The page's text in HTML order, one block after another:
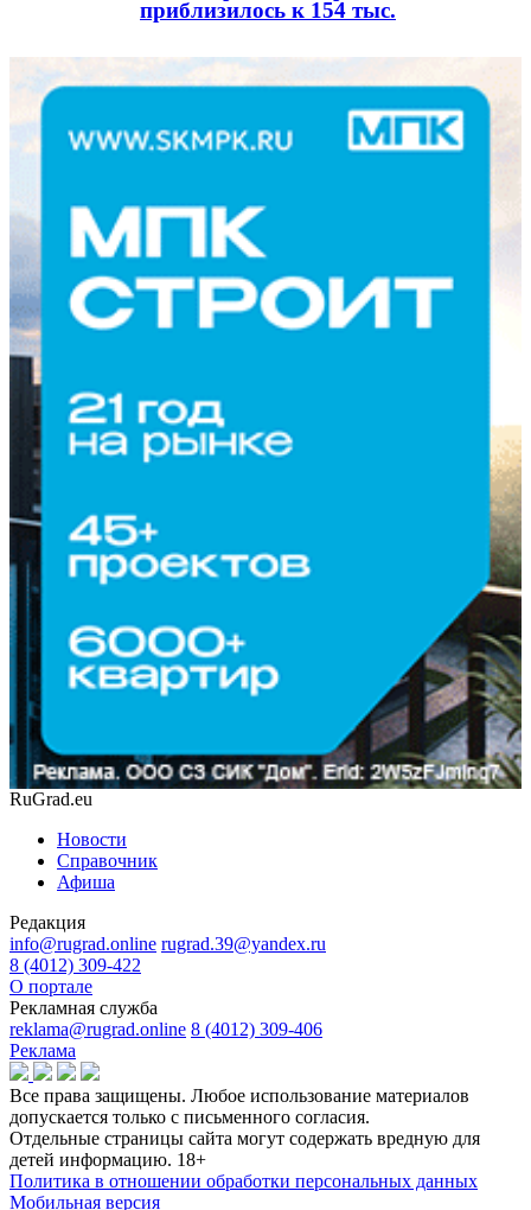
приблизилось к 154 тыс.
RuGrad.eu
Новости
Справочник
Афиша
Редакция
info@rugrad.online rugrad.39@yandex.ru
8 (4012) 309-422
О портале
Рекламная служба
reklama@rugrad.online 8 (4012) 309-406
Реклама
Все права защищены. Любое использование материалов
допускается только с письменного согласия.
Отдельные страницы сайта могут содержать вредную для
детей информацию. 18+
Политика в отношении обработки персональных данных
Мобильная версия